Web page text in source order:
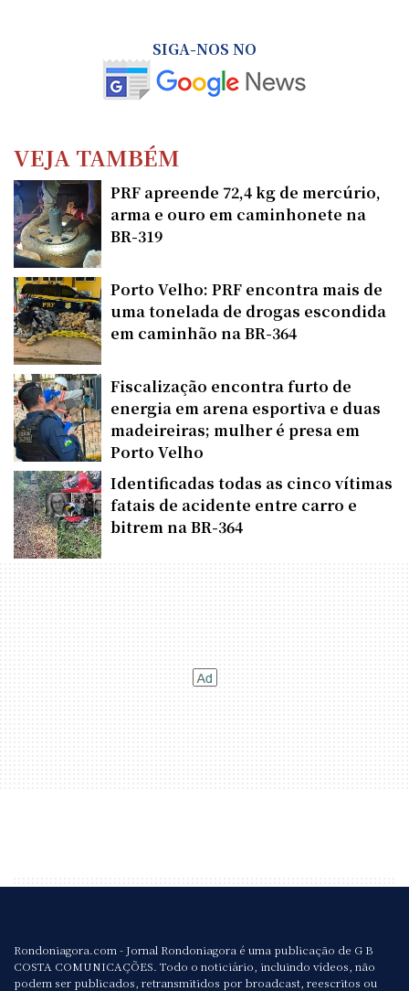
SIGA-NOS NO
VEJA TAMBÉM
PRF apreende 72,4 kg de mercúrio,
arma e ouro em caminhonete na
BR-319
Porto Velho: PRF encontra mais de
uma tonelada de drogas escondida
em caminhão na BR-364
Fiscalização encontra furto de
energia em arena esportiva e duas
madeireiras; mulher é presa em
Porto Velho
Identificadas todas as cinco vítimas
fatais de acidente entre carro e
bitrem na BR-364
Rondoniagora.com - Jornal Rondoniagora é uma publicação de G B
COSTA COMUNICAÇÕES. Todo o noticiário, incluindo vídeos, não
podem ser publicados, retransmitidos por broadcast, reescritos ou